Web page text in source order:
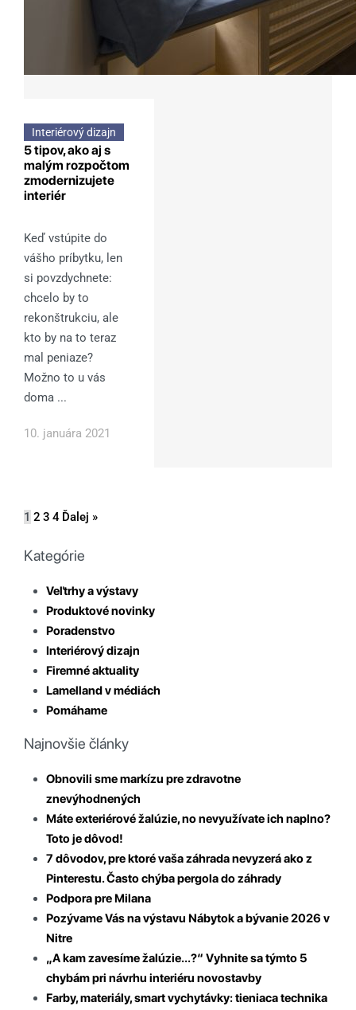
Interiérový dizajn
5 tipov, ako aj s
malým rozpočtom
zmodernizujete
interiér
Keď vstúpite do
vášho príbytku, len
si povzdychnete:
chcelo by to
rekonštrukciu, ale
kto by na to teraz
mal peniaze?
Možno to u vás
doma ...
10. januára 2021
1 2 3 4 Ďalej »
Kategórie
Veľtrhy a výstavy
Produktové novinky
Poradenstvo
Interiérový dizajn
Firemné aktuality
Lamelland v médiách
Pomáhame
Najnovšie články
Obnovili sme markízu pre zdravotne
znevýhodnených
Máte exteriérové žalúzie, no nevyužívate ich naplno?
Toto je dôvod!
7 dôvodov, pre ktoré vaša záhrada nevyzerá ako z
Pinterestu. Často chýba pergola do záhrady
Podpora pre Milana
Pozývame Vás na výstavu Nábytok a bývanie 2026 v
Nitre
„A kam zavesíme žalúzie…?“ Vyhnite sa týmto 5
chybám pri návrhu interiéru novostavby
Farby, materiály, smart vychytávky: tieniaca technika